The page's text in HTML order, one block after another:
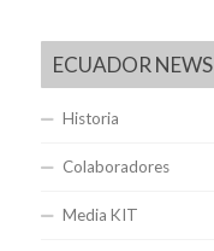
ECUADOR NEWS
Historia
Colaboradores
Media KIT